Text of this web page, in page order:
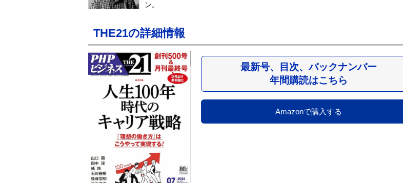
ン。
THE21の詳細情報
最新号、目次、バックナンバー
年間購読はこちら
Amazonで購入する